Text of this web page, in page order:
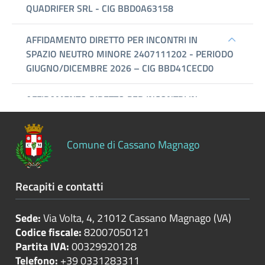
Comune di Cassano Magnago
Recapiti e contatti
Sede:Via Volta, 4, 21012 Cassano Magnago (VA)
Codice fiscale:82007050121
Partita IVA:00329920128
Telefono: +39 0331283311
Controlli
sulle
attività
economiche
Servizi
erogati
Pagamenti
dell'amministrazione
Opere
pubbliche
Pianificazione
governo